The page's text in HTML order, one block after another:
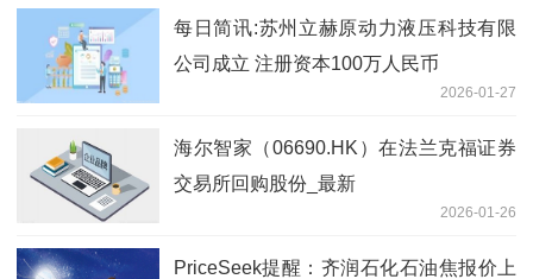
每日简讯:苏州立赫原动力液压科技有限
公司成立 注册资本100万人民币
2026-01-27
海尔智家（06690.HK）在法兰克福证券
交易所回购股份_最新
2026-01-26
PriceSeek提醒：齐润石化石油焦报价上